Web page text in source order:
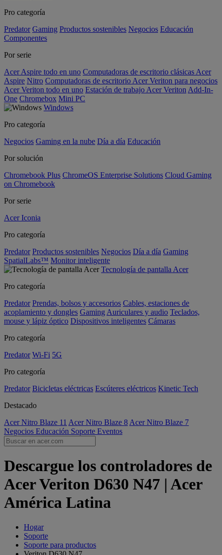
Pro categoría
Predator Gaming Productos sostenibles Negocios Educación
Componentes
Por serie
Acer Aspire todo en uno Computadoras de escritorio clásicas Acer
Aspire Nitro Computadoras de escritorio Acer Veriton para negocios
Acer Veriton todo en uno Estación de trabajo Acer Veriton Add-In-
One Chromebox Mini PC
Windows
Pro categoría
Negocios Gaming en la nube Día a día Educación
Por solución
Chromebook Plus ChromeOS Enterprise Solutions Cloud Gaming
on Chromebook
Por serie
Acer Iconia
Pro categoría
Predator Productos sostenibles Negocios Día a día Gaming
SpatialLabs™ Monitor inteligente
Tecnología de pantalla Acer
Pro categoría
Predator Prendas, bolsos y accesorios Cables, estaciones de
acoplamiento y dongles Gaming Auriculares y audio Teclados,
mouse y lápiz óptico Dispositivos inteligentes Cámaras
Pro categoría
Predator Wi-Fi 5G
Pro categoría
Predator Bicicletas eléctricas Escúteres eléctricos Kinetic Tech
Destacado
Acer Nitro Blaze 11 Acer Nitro Blaze 8 Acer Nitro Blaze 7
Negocios Educación Soporte Eventos
Descargue los controladores de
Acer Veriton D630 N47 | Acer
América Latina
Hogar
Soporte
Soporte para productos